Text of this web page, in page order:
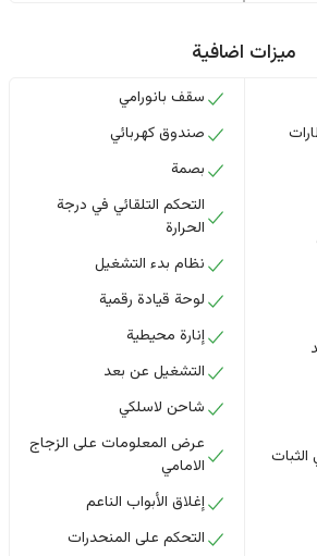
ميزات اضافية
الثبات
سقف بانورامي
صندوق كهربائي
بصمة
التحكم التلقائي في درجة
الحرارة
نظام بدء التشغيل
لوحة قيادة رقمية
إنارة محيطية
التشغيل عن بعد
شاحن لاسلكي
عرض المعلومات على الزجاج
الامامي
إغلاق الأبواب الناعم
التحكم على المنحدرات